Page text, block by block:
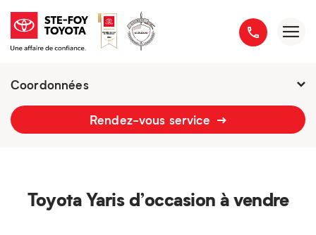
Coordonnées
Fermé : Ouverture-
Rendez-vous service
Toyota Yaris d’occasion à vendre